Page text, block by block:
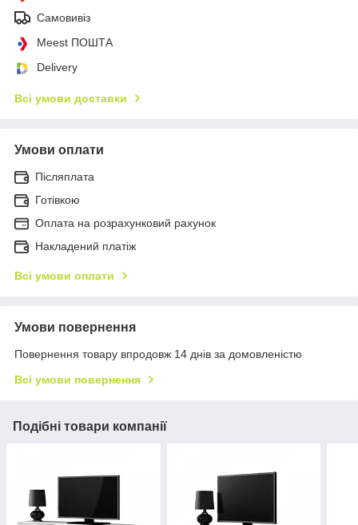
Самовивіз
Meest ПОШТА
Delivery
Всі умови доставки
Умови оплати
Післяплата
Готівкою
Оплата на розрахунковий рахунок
Накладений платіж
Всі умови оплати
Умови повернення
Повернення товару впродовж 14 днів за домовленістю
Всі умови повернення
Подібні товари компанії